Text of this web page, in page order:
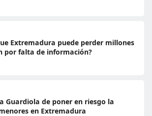
Extremadura puede perder millones
por falta de información?
a Guardiola de poner en riesgo la
en Extremadura